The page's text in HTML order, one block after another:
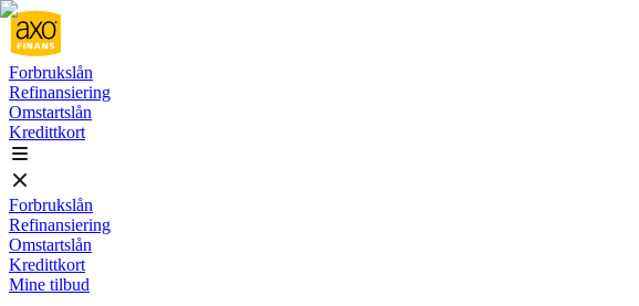
Forbrukslån
Refinansiering
Omstartslån
Kredittkort
Forbrukslån
Refinansiering
Omstartslån
Kredittkort
Mine tilbud